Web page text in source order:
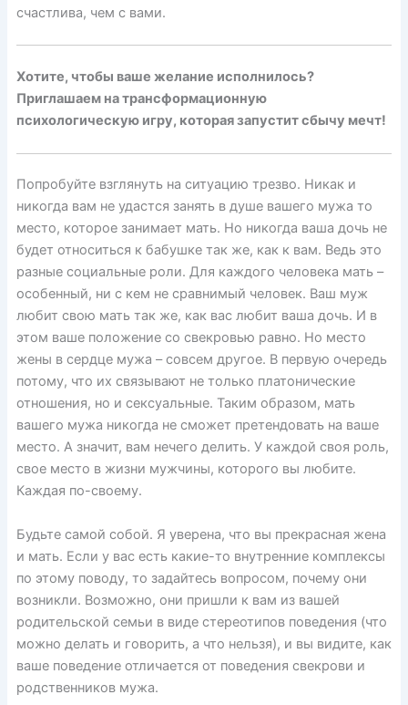
счастлива, чем с вами.
Хотите, чтобы ваше желание исполнилось?
Приглашаем на трансформационную
психологическую игру, которая запустит сбычу мечт!
Попробуйте взглянуть на ситуацию трезво. Никак и
никогда вам не удастся занять в душе вашего мужа то
место, которое занимает мать. Но никогда ваша дочь не
будет относиться к бабушке так же, как к вам. Ведь это
разные социальные роли. Для каждого человека мать –
особенный, ни с кем не сравнимый человек. Ваш муж
любит свою мать так же, как вас любит ваша дочь. И в
этом ваше положение со свекровью равно. Но место
жены в сердце мужа – совсем другое. В первую очередь
потому, что их связывают не только платонические
отношения, но и сексуальные. Таким образом, мать
вашего мужа никогда не сможет претендовать на ваше
место. А значит, вам нечего делить. У каждой своя роль,
свое место в жизни мужчины, которого вы любите.
Каждая по-своему.
Будьте самой собой. Я уверена, что вы прекрасная жена
и мать. Если у вас есть какие-то внутренние комплексы
по этому поводу, то задайтесь вопросом, почему они
возникли. Возможно, они пришли к вам из вашей
родительской семьи в виде стереотипов поведения (что
можно делать и говорить, а что нельзя), и вы видите, как
ваше поведение отличается от поведения свекрови и
родственников мужа.